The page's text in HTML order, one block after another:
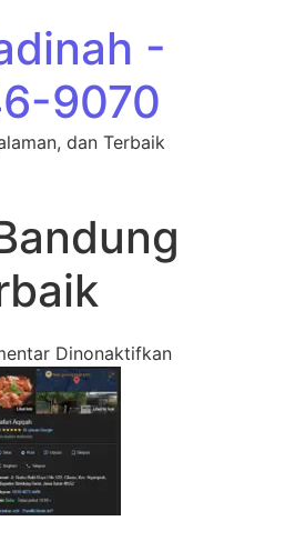
-
9070
dan Terbaik
Dinonaktifkanpada 5